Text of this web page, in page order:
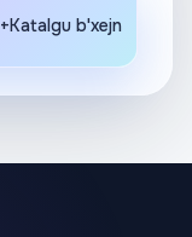
+Katalgu b'xejn